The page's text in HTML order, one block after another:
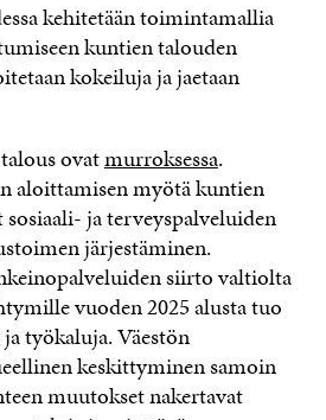
kehitetään toimintamallia
kuntien talouden
kokeiluja ja jaetaan
ovatmurroksessa.
aloittamisen myötä kuntien
ja terveyspalveluiden
järjestäminen.
siirto valtiolta
vuoden 2025 alusta tuo
työkaluja. Väestön
keskittyminen samoin
muutokset nakertavat